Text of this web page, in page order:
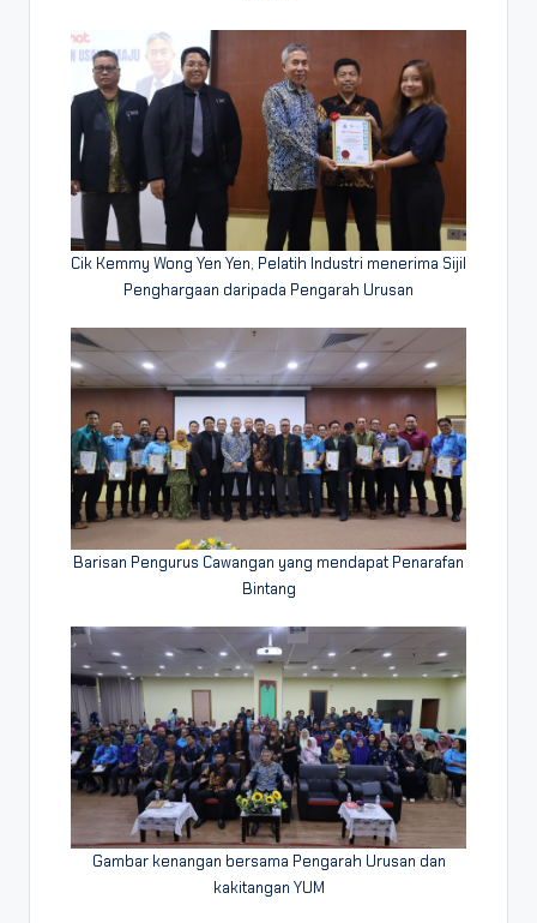
Cik Kemmy Wong Yen Yen, Pelatih Industri menerima Sijil
Penghargaan daripada Pengarah Urusan
Barisan Pengurus Cawangan yang mendapat Penarafan
Bintang
Gambar kenangan bersama Pengarah Urusan dan
kakitangan YUM